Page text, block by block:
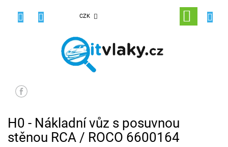
CZK
NÁKUPNÍ
KOŠÍK
H0 - Nákladní vůz s posuvnou
stěnou RCA / ROCO 6600164